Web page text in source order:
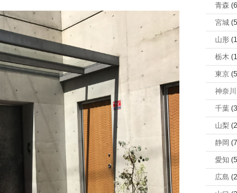
青森
宮城
山形
栃木
東京
神奈川
千葉
山梨
静岡
愛知
広島